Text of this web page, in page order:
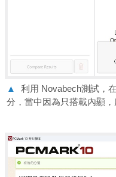
▲
利用 Novabech測試，
分，當中因為只搭載內顯，